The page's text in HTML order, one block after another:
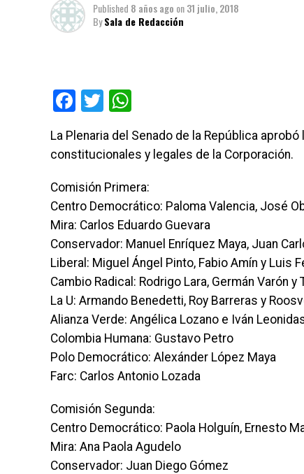
Published 8 años ago on31 julio, 2018
BySala de Redacción
Facebook
Twitter
La Plenaria del Senado de la República
constitucionales y legales de la Corporación.
Comisión Primera:
Centro Democrático: Paloma Valencia, José
Mira: Carlos Eduardo Guevara
Conservador: Manuel Enríquez Maya, Juan
Liberal: Miguel Ángel Pinto, Fabio Amín y Luis
Cambio Radical: Rodrigo Lara, Germán Varón
La U: Armando Benedetti, Roy Barreras y
Alianza Verde: Angélica Lozano e Iván
Colombia Humana: Gustavo Petro
Polo Democrático: Alexánder López Maya
Farc: Carlos Antonio Lozada
Comisión Segunda:
Centro Democrático: Paola Holguín, Ernesto
Mira: Ana Paola Agudelo
Conservador: Juan Diego Gómez